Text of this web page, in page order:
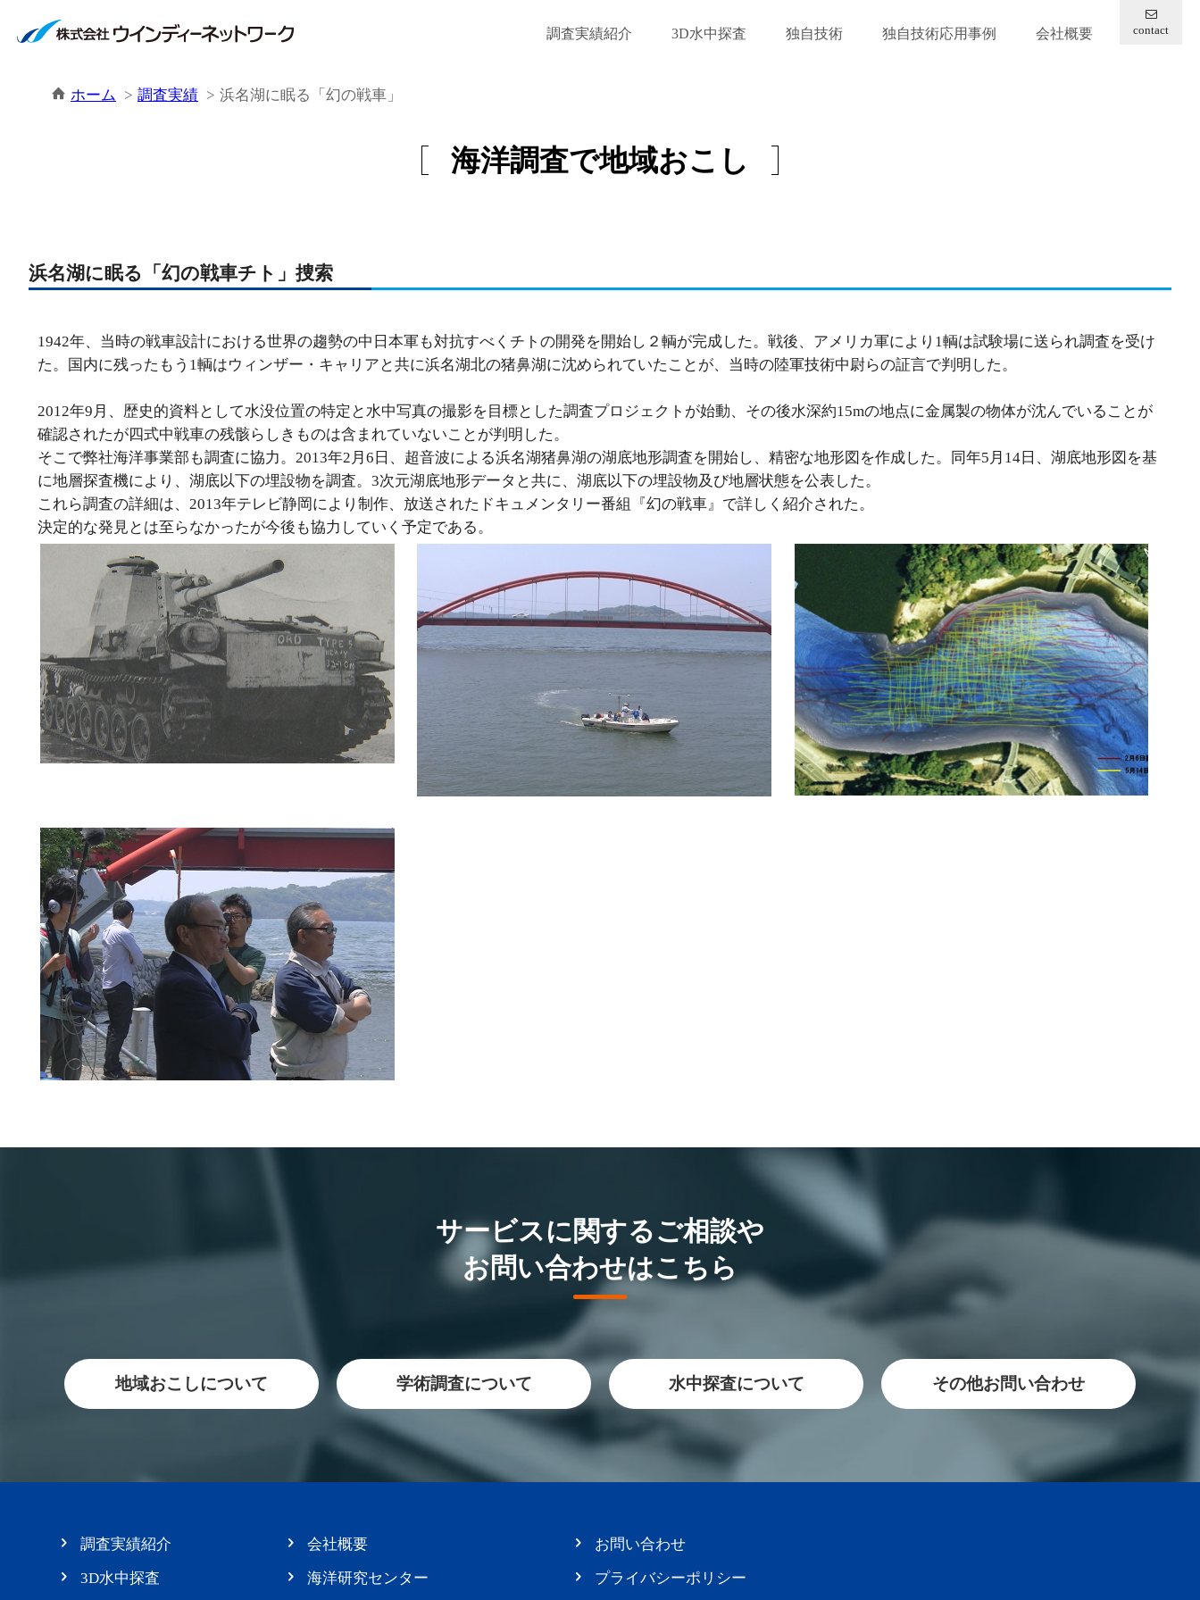
調査実績紹介 3D水中探査 独自技術 独自技術応用事例 会社概要 contact
ホーム 調査実績 浜名湖に眠る「幻の戦車」
海洋調査で地域おこし
浜名湖に眠る「幻の戦車チト」捜索
1942年、当時の戦車設計における世界の趨勢の中日本軍も対抗すべくチトの開発を開始し２輌が完成した。戦後、アメリカ軍により1輌は試験場に送られ調査を受け
た。国内に残ったもう1輌はウィンザー・キャリアと共に浜名湖北の猪鼻湖に沈められていたことが、当時の陸軍技術中尉らの証言で判明した。
2012年9月、歴史的資料として水没位置の特定と水中写真の撮影を目標とした調査プロジェクトが始動、その後水深約15mの地点に金属製の物体が沈んでいることが
確認されたが四式中戦車の残骸らしきものは含まれていないことが判明した。
そこで弊社海洋事業部も調査に協力。2013年2月6日、超音波による浜名湖猪鼻湖の湖底地形調査を開始し、精密な地形図を作成した。同年5月14日、湖底地形図を基
に地層探査機により、湖底以下の埋設物を調査。3次元湖底地形データと共に、湖底以下の埋設物及び地層状態を公表した。
これら調査の詳細は、2013年テレビ静岡により制作、放送されたドキュメンタリー番組『幻の戦車』で詳しく紹介された。
決定的な発見とは至らなかったが今後も協力していく予定である。
サービスに関するご相談や
お問い合わせはこちら
地域おこしについて 学術調査について 水中探査について その他お問い合わせ
調査実績紹介
3D水中探査
会社概要
海洋研究センター
お問い合わせ
プライバシーポリシー